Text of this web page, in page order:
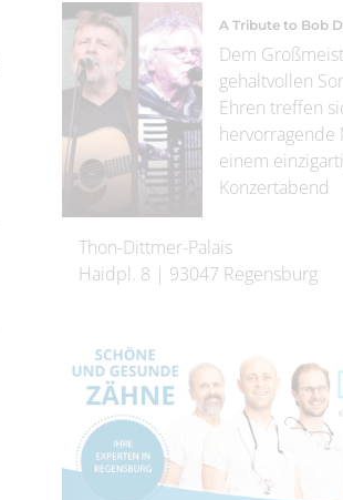
A Tribute to Bob
Dem
gehaltvollen
Ehren treffen
hervorragende
einem
Konzertabend
Thon-Dittmer-Palais
Haidpl. 8 | 93047 Regensburg